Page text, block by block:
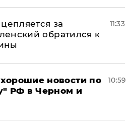
за
обратился к
11:33
новости по
РФ в Черном и
10:59